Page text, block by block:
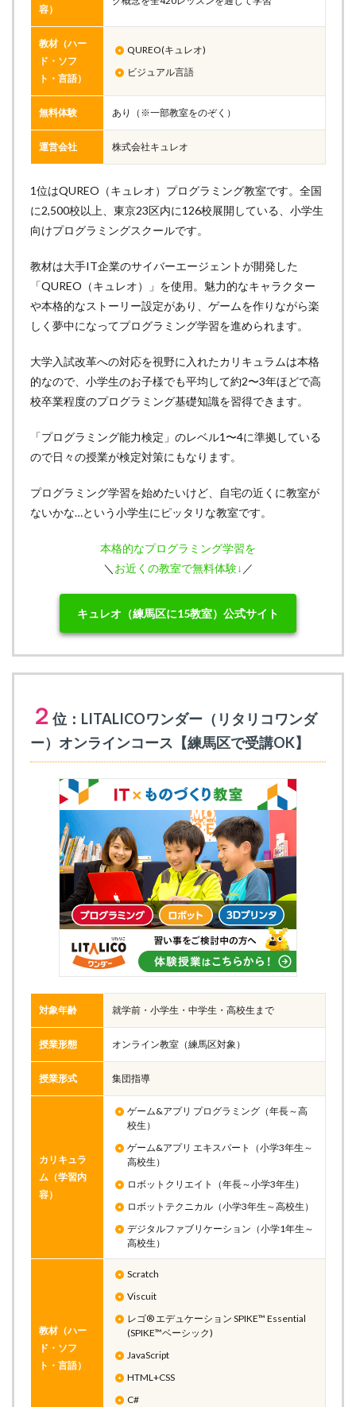
容）
教材（ハー
ド・ソフ
ト・言語）
QUREO(キュレオ)
ビジュアル言語
無料体験 あり（※一部教室をのぞく）
運営会社 株式会社キュレオ
1位はQUREO（キュレオ）プログラミング教室です。全国
に2,500校以上、東京23区内に126校展開している、小学生
向けプログラミングスクールです。
教材は大手IT企業のサイバーエージェントが開発した
「QUREO（キュレオ）」を使用。魅力的なキャラクター
や本格的なストーリー設定があり、ゲームを作りながら楽
しく夢中になってプログラミング学習を進められます。
大学入試改革への対応を視野に入れたカリキュラムは本格
的なので、小学生のお子様でも平均して約2〜3年ほどで高
校卒業程度のプログラミング基礎知識を習得できます。
「プログラミング能力検定」のレベル1〜4に準拠している
ので日々の授業が検定対策にもなります。
プログラミング学習を始めたいけど、自宅の近くに教室が
ないかな…という小学生にピッタリな教室です。
本格的なプログラミング学習を
＼ お近くの教室で無料体験↓ ／
キュレオ（練馬区に15教室）公式サイト
２ 位：LITALICOワンダー（リタリコワンダ
ー）オンラインコース【練馬区で受講OK】
対象年齢 就学前・小学生・中学生・高校生まで
授業形態 オンライン教室（練馬区対象）
授業形式 集団指導
カリキュラ
ム（学習内
容）
ゲーム&アプリ プログラミング（年長～高
校生）
ゲーム&アプリ エキスパート（小学3年生～
高校生）
ロボットクリエイト（年長～小学3年生）
ロボットテクニカル（小学3年生～高校生）
デジタルファブリケーション（小学1年生～
高校生）
教材（ハー
ド・ソフ
ト・言語）
Scratch
Viscuit
レゴ® エデュケーション SPIKE™ Essential
(SPIKE™ベーシック)
JavaScript
HTML+CSS
C#